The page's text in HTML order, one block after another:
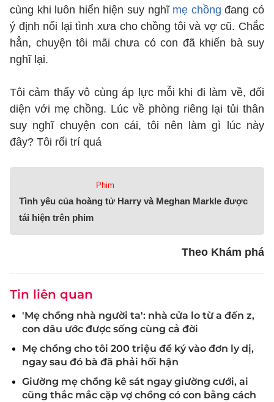
cùng khi luôn hiển hiện suy nghĩ mẹ chồng đang có
ý định nối lại tình xưa cho chồng tôi và vợ cũ. Chắc
hẳn, chuyện tôi mãi chưa có con đã khiến bà suy
nghĩ lại.
Tôi cảm thấy vô cùng áp lực mỗi khi đi làm về, đối
diện với mẹ chồng. Lúc về phòng riêng lại tủi thân
suy nghĩ chuyện con cái, tôi nên làm gì lúc này
đây? Tôi rối trí quá
Phim
Tình yêu của hoàng tử Harry và Meghan Markle được
tái hiện trên phim
Theo Khám phá
Tin liên quan
'Mẹ chồng nhà người ta': nhà cửa lo từ a đến z,
con dâu ước được sống cùng cả đời
Mẹ chồng cho tôi 200 triệu để ký vào đơn ly dị,
ngay sau đó bà đã phải hối hận
Giường mẹ chồng kê sát ngay giường cưới, ai
cũng thắc mắc cặp vợ chồng có con bằng cách